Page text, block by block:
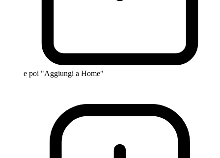
e poi "Aggiungi a Home"